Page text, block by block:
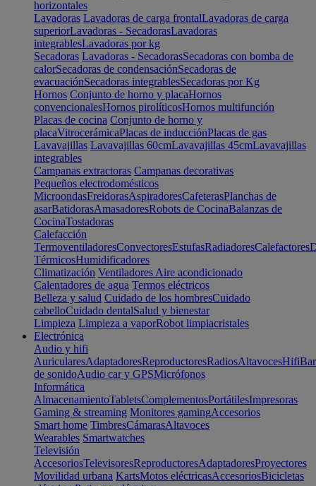
horizontales
Lavadoras Lavadoras de carga frontalLavadoras de carga
superiorLavadoras - SecadorasLavadoras
integrablesLavadoras por kg
Secadoras Lavadoras - SecadorasSecadoras con bomba de
calorSecadoras de condensaciónSecadoras de
evacuaciónSecadoras integrablesSecadoras por Kg
Hornos Conjunto de horno y placaHornos
convencionalesHornos pirolíticosHornos multifunción
Placas de cocina Conjunto de horno y
placaVitrocerámicaPlacas de inducciónPlacas de gas
Lavavajillas Lavavajillas 60cmLavavajillas 45cmLavavajillas
integrables
Campanas extractoras Campanas decorativas
Pequeños electrodomésticos
MicroondasFreidorasAspiradoresCafeterasPlanchas de
asarBatidorasAmasadoresRobots de CocinaBalanzas de
CocinaTostadoras
Calefacción
TermoventiladoresConvectoresEstufasRadiadoresCalefactores
TérmicosHumidificadores
Climatización Ventiladores Aire acondicionado
Calentadores de agua Termos eléctricos
Belleza y salud Cuidado de los hombresCuidado
cabelloCuidado dentalSalud y bienestar
Limpieza Limpieza a vaporRobot limpiacristales
Electrónica
Audio y hifi
AuricularesAdaptadoresReproductoresRadiosAltavocesHifi
de sonidoAudio car y GPSMicrófonos
Informática
AlmacenamientoTabletsComplementosPortátilesImpresoras
Gaming & streaming Monitores gamingAccesorios
Smart home TimbresCámarasAltavoces
Wearables Smartwatches
Televisión
AccesoriosTelevisoresReproductoresAdaptadoresProyectores
Movilidad urbana KartsMotos eléctricasAccesoriosBicicletas